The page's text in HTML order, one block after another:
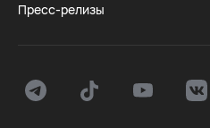
Пресс-релизы